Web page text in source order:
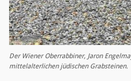
Der Wiener Oberrabbiner, Jaron
mittelalterlichen jüdischen Grabsteinen.